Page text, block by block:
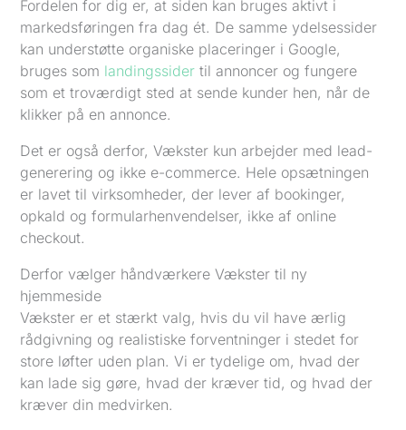
Fordelen for dig er, at siden kan bruges aktivt i
markedsføringen fra dag ét. De samme ydelsessider
kan understøtte organiske placeringer i Google,
bruges som landingssider til annoncer og fungere
som et troværdigt sted at sende kunder hen, når de
klikker på en annonce.
Det er også derfor, Vækster kun arbejder med lead-
generering og ikke e-commerce. Hele opsætningen
er lavet til virksomheder, der lever af bookinger,
opkald og formularhenvendelser, ikke af online
checkout.
Derfor vælger håndværkere Vækster til ny
hjemmeside
Vækster er et stærkt valg, hvis du vil have ærlig
rådgivning og realistiske forventninger i stedet for
store løfter uden plan. Vi er tydelige om, hvad der
kan lade sig gøre, hvad der kræver tid, og hvad der
kræver din medvirken.